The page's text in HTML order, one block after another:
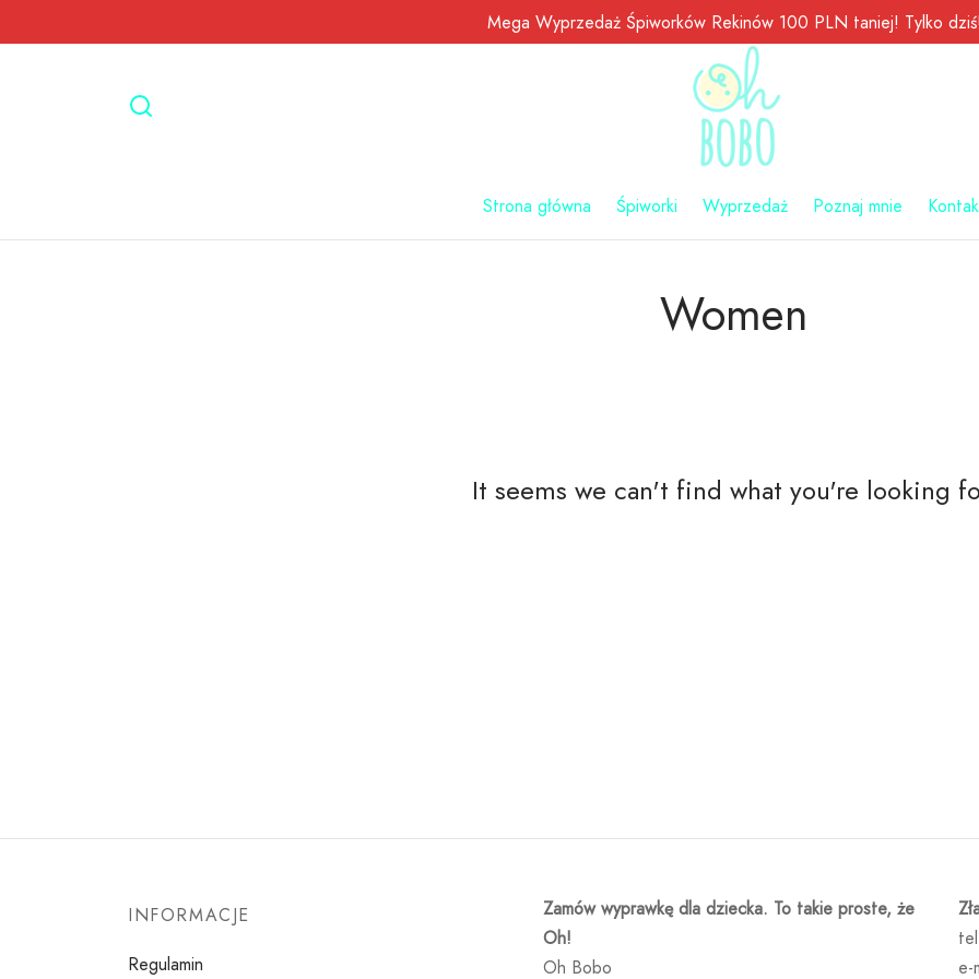
Mega Wyprzedaż Śpiworków Rekinów 100 PLN taniej! Tylko
Strona główna Śpiworki Wyprzedaż Poznaj mnie
Women
It seems we can't find what you're looking
INFORMACJE
Regulamin
Zamów wyprawkę dla dziecka. To takie proste, że
Oh!
Oh Bobo
e-